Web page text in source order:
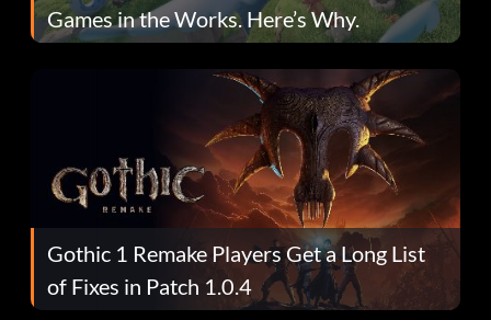
Games in the Works. Here’s Why.
Gothic 1 Remake Players Get a Long List
of Fixes in Patch 1.0.4